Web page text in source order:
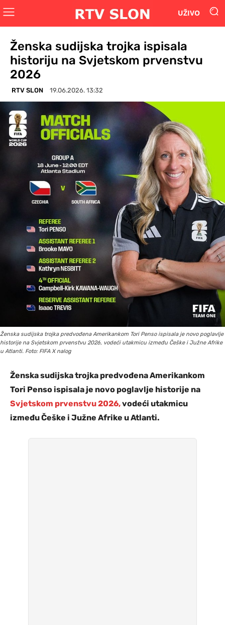
UŽIVO
Ženska sudijska trojka ispisala
historiju na Svjetskom prvenstvu
2026
RTV SLON 19.06.2026. 13:32
Ženska sudijska trojka predvođena Amerikankom Tori Penso ispisala je novo poglavlje
historije na Svjetskom prvenstvu 2026, vodeći utakmicu između Češke i Južne Afrike
u Atlanti. Foto: FIFA X nalog
Ženska sudijska trojka predvođena Amerikankom
Tori Penso ispisala je novo poglavlje historije na
Svjetskom prvenstvu 2026,vodeći utakmicu
između Češke i Južne Afrike u Atlanti.